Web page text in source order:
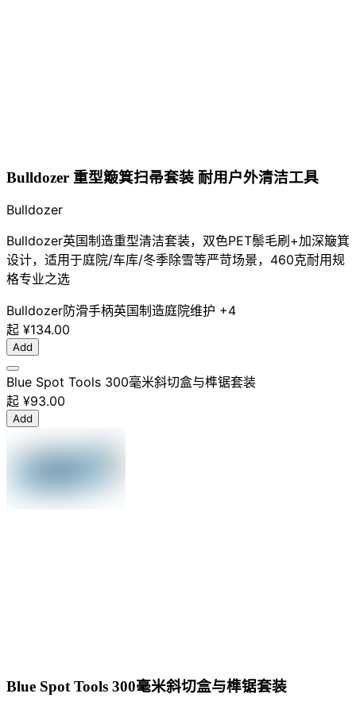
Bulldozer 重型簸箕扫帚套装 耐用户外清洁工具
Bulldozer
Bulldozer英国制造重型清洁套装，双色PET鬃毛刷+加深簸箕
设计，适用于庭院/车库/冬季除雪等严苛场景，460克耐用规
格专业之选
Bulldozer防滑手柄英国制造庭院维护 +4
起 ¥134.00
Add
Blue Spot Tools 300毫米斜切盒与榫锯套装
起 ¥93.00
Add
Blue Spot Tools 300毫米斜切盒与榫锯套装